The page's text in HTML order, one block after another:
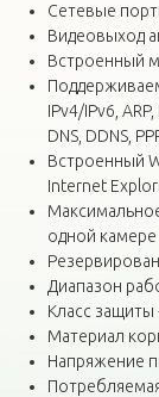
Сетевые
Видеовыход
Встроенный
IPv4/IPv6, ARP,
DNS, DDNS,
Встроенный
Internet
одной
Диапазон
Класс защиты
Материал
Напряжение